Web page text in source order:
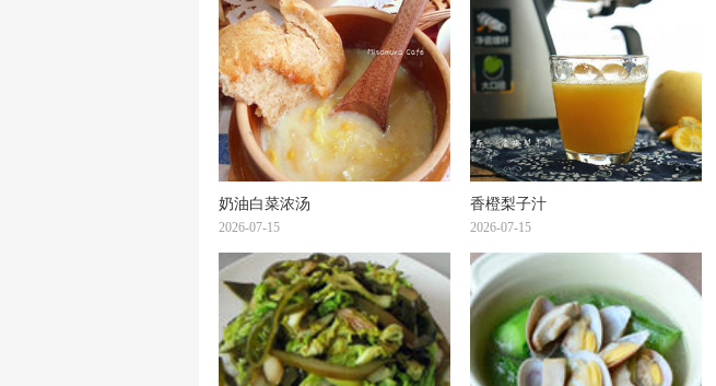
奶油白菜浓汤
2026-07-15
香橙梨子汁
2026-07-15